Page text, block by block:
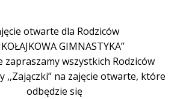
otwarte dla Rodziców
GIMNASTYKA”
zapraszamy wszystkich Rodziców
,,Zajączki” na zajęcie otwarte, które
odbędzie się